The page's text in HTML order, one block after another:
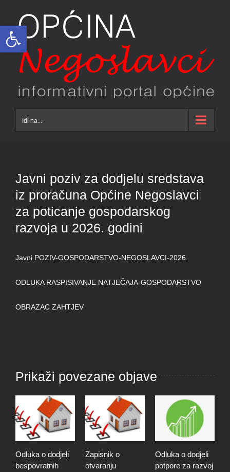
Open toolbar
content
Idi na...
Javni poziv za dodjelu sredstava
iz proračuna Općine Negoslavci
za poticanje gospodarskog
razvoja u 2026. godini
Javni POZIV-GOSPODARSTVO-NEGOSLAVCI-2026.
ODLUKA RASPISIVANJE NATJEČAJA-GOSPODARSTVO
OBRAZAC ZAHTJEV
Prikaži povezane objave
Odluka o dodjeli
bespovratnih
Zapisnik o
otvaranju
Odluka o dodjeli
potpore za razvoj